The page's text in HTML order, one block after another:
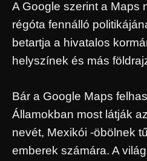
A Google szerint a Maps
régóta fennálló
betartja a hivatalos
helyszínek és más
Bár a Google Maps
Államokban most látják
nevét, Mexikói -öbölnek
emberek számára. A